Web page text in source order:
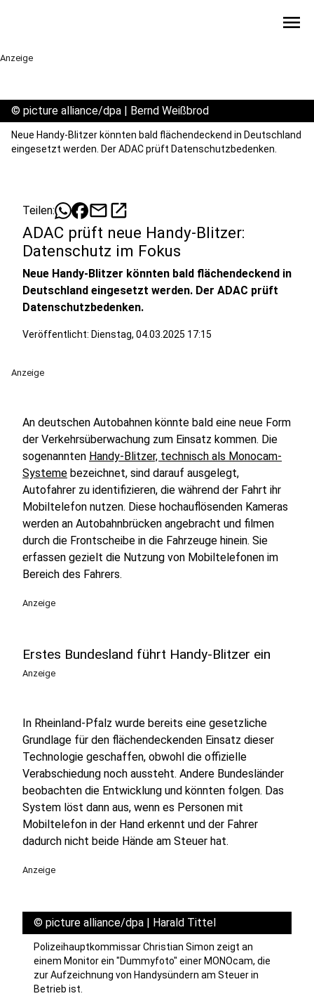
menu
Anzeige
© picture alliance/dpa | Bernd Weißbrod
Neue Handy-Blitzer könnten bald flächendeckend in Deutschland
eingesetzt werden. Der ADAC prüft Datenschutzbedenken.
Teilen: mailopen_in_new
ADAC prüft neue Handy-Blitzer:
Datenschutz im Fokus
Neue Handy-Blitzer könnten bald flächendeckend in
Deutschland eingesetzt werden. Der ADAC prüft
Datenschutzbedenken.
Veröffentlicht: Dienstag, 04.03.2025 17:15
Anzeige
An deutschen Autobahnen könnte bald eine neue Form
der Verkehrsüberwachung zum Einsatz kommen. Die
sogenannten Handy-Blitzer, technisch als Monocam-
Systeme bezeichnet, sind darauf ausgelegt,
Autofahrer zu identifizieren, die während der Fahrt ihr
Mobiltelefon nutzen. Diese hochauflösenden Kameras
werden an Autobahnbrücken angebracht und filmen
durch die Frontscheibe in die Fahrzeuge hinein. Sie
erfassen gezielt die Nutzung von Mobiltelefonen im
Bereich des Fahrers.
Anzeige
Erstes Bundesland führt Handy-Blitzer ein
Anzeige
In Rheinland-Pfalz wurde bereits eine gesetzliche
Grundlage für den flächendeckenden Einsatz dieser
Technologie geschaffen, obwohl die offizielle
Verabschiedung noch aussteht. Andere Bundesländer
beobachten die Entwicklung und könnten folgen. Das
System löst dann aus, wenn es Personen mit
Mobiltelefon in der Hand erkennt und der Fahrer
dadurch nicht beide Hände am Steuer hat.
Anzeige
© picture alliance/dpa | Harald Tittel
Polizeihauptkommissar Christian Simon zeigt an
einem Monitor ein "Dummyfoto" einer MONOcam, die
zur Aufzeichnung von Handysündern am Steuer in
Betrieb ist.